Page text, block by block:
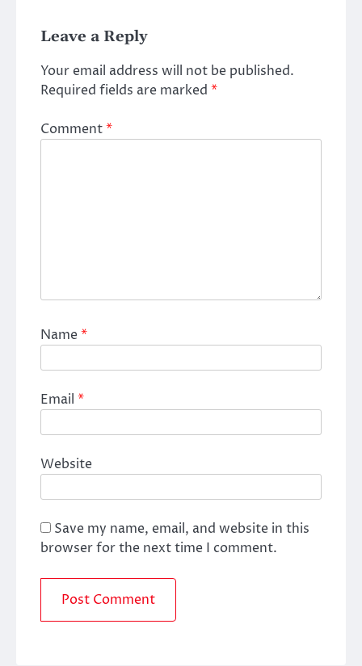
Leave a Reply
Your email address will not be published.
Required fields are marked *
Comment*
Name*
Email *
Website
Save my name, email, and website in this
browser for the next time I comment.